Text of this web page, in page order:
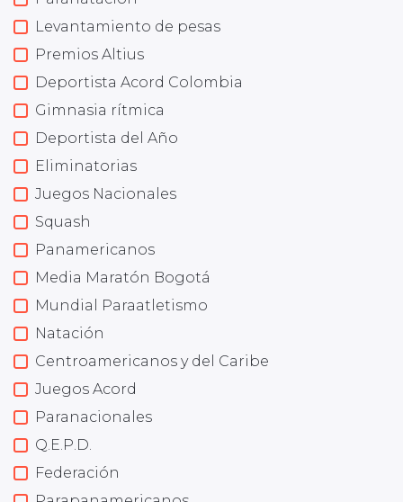
Levantamiento de pesas
Premios Altius
Deportista Acord Colombia
Gimnasia rítmica
Deportista del Año
Eliminatorias
Juegos Nacionales
Squash
Panamericanos
Media Maratón Bogotá
Mundial Paraatletismo
Natación
Centroamericanos y del Caribe
Juegos Acord
Paranacionales
Q.E.P.D.
Federación